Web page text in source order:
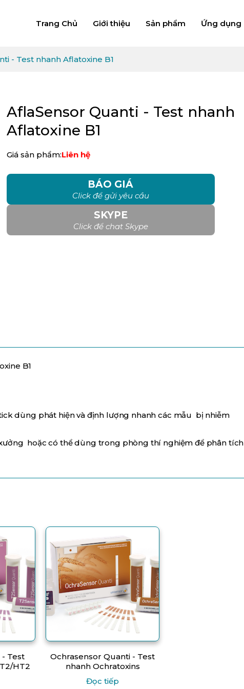
Trang Chủ Giới thiệu Sản phẩm Ứng dụng
- Test nhanh Aflatoxine B1
AflaSensor Quanti - Test nhanh
Aflatoxine B1
Giá sản phẩm:Liên hệ
BÁO GIÁ
Click để gửi yêu cầu
SKYPE
Click để chat Skype
B1
dùng phát hiện và định lượng nhanh các mẫu bị nhiễm
hoặc có thể dùng trong phòng thí nghiệm để phân tích
- Test
HT2
Ochrasensor Quanti - Test
nhanh Ochratoxins
Đọc tiếp